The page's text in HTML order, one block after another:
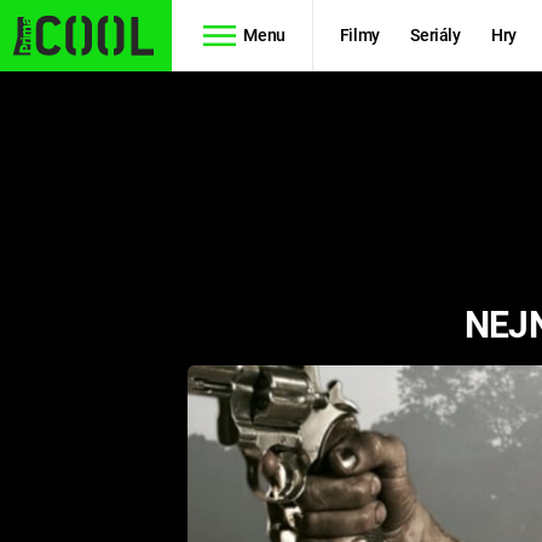
Menu Filmy Seriály Hry
RYCHLE A
ZBĚSILE 10
PREDÁTOR